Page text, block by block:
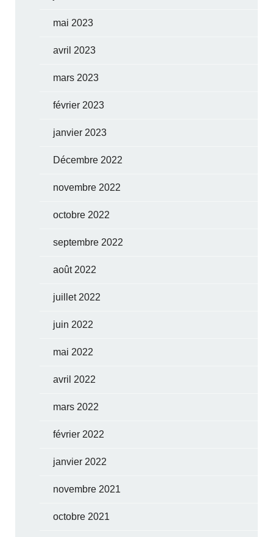
mai 2023
avril 2023
mars 2023
février 2023
janvier 2023
Décembre 2022
novembre 2022
octobre 2022
septembre 2022
août 2022
juillet 2022
juin 2022
mai 2022
avril 2022
mars 2022
février 2022
janvier 2022
novembre 2021
octobre 2021